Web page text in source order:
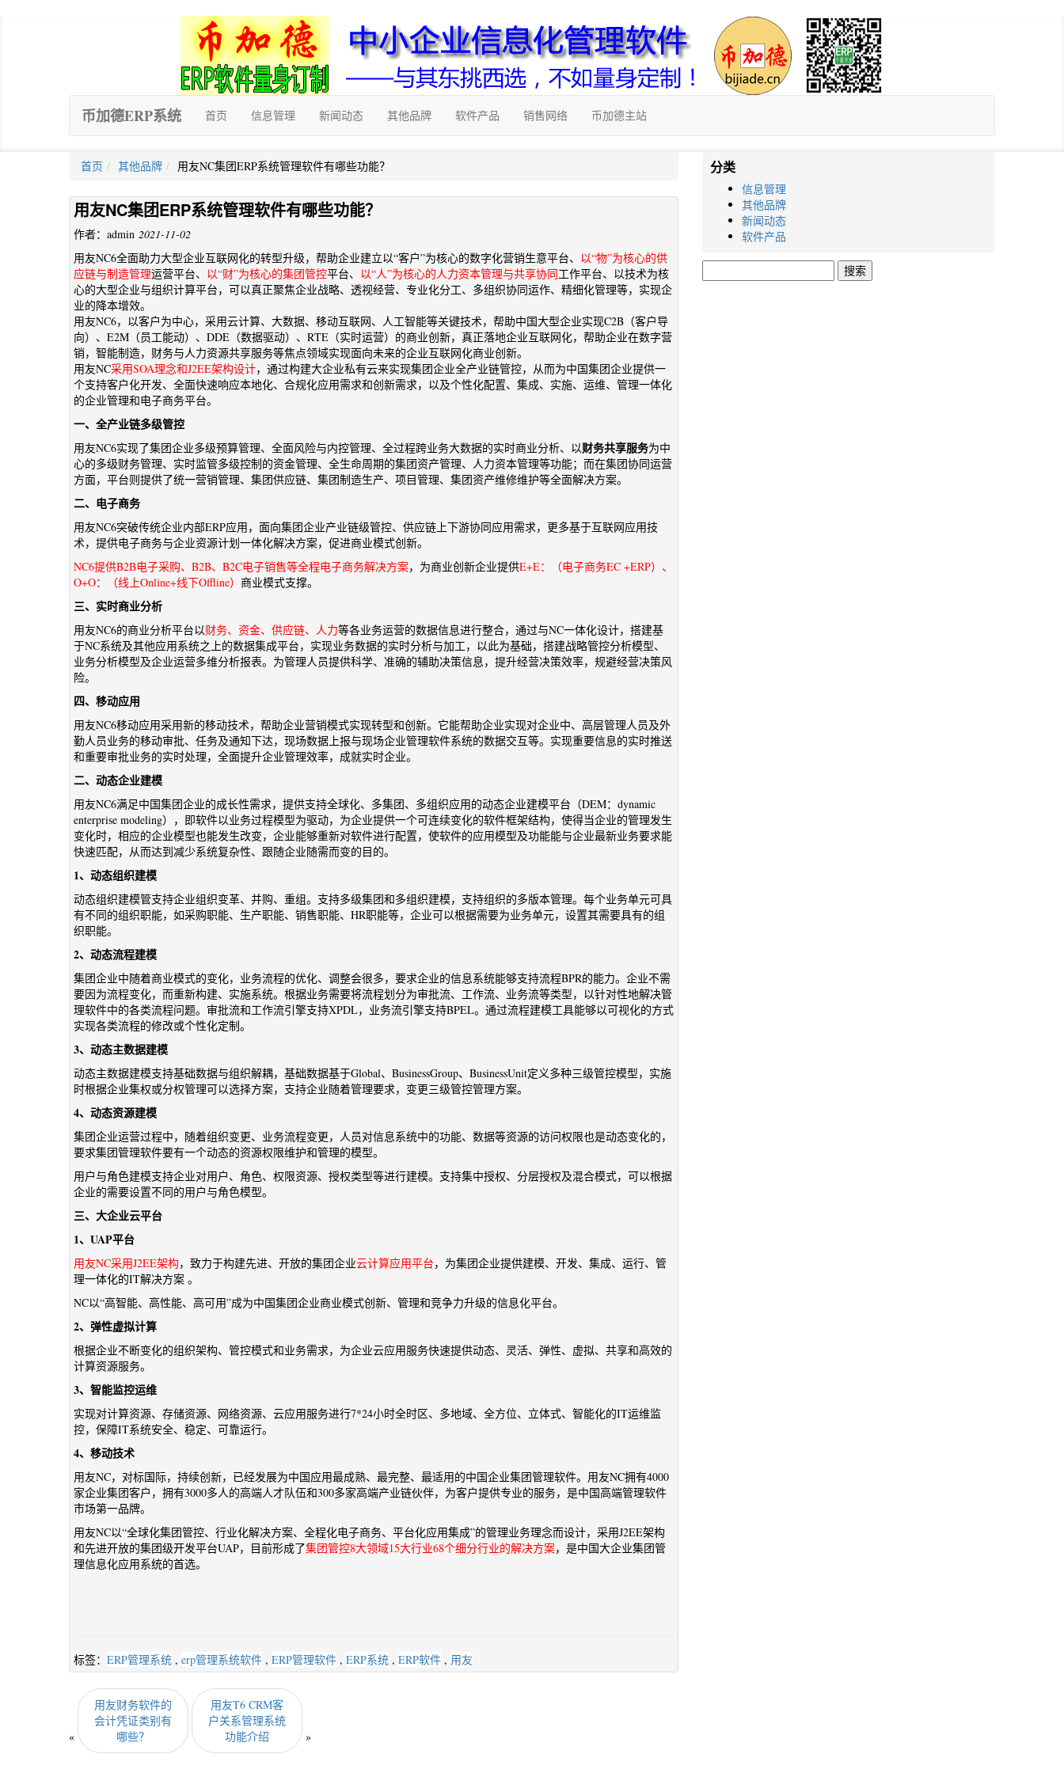
币加德ERP系统 首页 信息管理 新闻动态 其他品牌 软件产品 销售网络 币加德主站
首页 其他品牌 用友NC集团ERP系统管理软件有哪些功能？
用友NC集团ERP系统管理软件有哪些功能？
作者：admin 2021-11-02
用友NC6全面助力大型企业互联网化的转型升级，帮助企业建立以“客户”为核心的数字化营销生意平台、 以“物”为核心的供
应链与制造管理运营平台、 以“财”为核心的集团管控平台、 以“人”为核心的人力资本管理与共享协同工作平台、以技术为核
心的大型企业与组织计算平台，可以真正聚焦企业战略、透视经营、专业化分工、多组织协同运作、精细化管理等，实现企
业的降本增效。
用友NC6，以客户为中心，采用云计算、大数据、移动互联网、人工智能等关键技术，帮助中国大型企业实现C2B（客户导
向）、E2M（员工能动）、DDE（数据驱动）、RTE（实时运营）的商业创新，真正落地企业互联网化，帮助企业在数字营
销，智能制造，财务与人力资源共享服务等焦点领域实现面向未来的企业互联网化商业创新。
用友NC采用SOA理念和J2EE架构设计，通过构建大企业私有云来实现集团企业全产业链管控，从而为中国集团企业提供一
个支持客户化开发、全面快速响应本地化、合规化应用需求和创新需求，以及个性化配置、集成、实施、运维、管理一体化
的企业管理和电子商务平台。
一、全产业链多级管控
用友NC6实现了集团企业多级预算管理、全面风险与内控管理、全过程跨业务大数据的实时商业分析、以财务共享服务为中
心的多级财务管理、实时监管多级控制的资金管理、全生命周期的集团资产管理、人力资本管理等功能；而在集团协同运营
方面，平台则提供了统一营销管理、集团供应链、集团制造生产、项目管理、集团资产维修维护等全面解决方案。
二、电子商务
用友NC6突破传统企业内部ERP应用，面向集团企业产业链级管控、供应链上下游协同应用需求，更多基于互联网应用技
术，提供电子商务与企业资源计划一体化解决方案，促进商业模式创新。
NC6提供B2B电子采购、B2B、B2C电子销售等全程电子商务解决方案，为商业创新企业提供E+E：（电子商务EC +ERP）、
O+O：（线上Online+线下Offline） 商业模式支撑。
三、实时商业分析
用友NC6的商业分析平台以财务、资金、供应链、人力等各业务运营的数据信息进行整合，通过与NC一体化设计，搭建基
于NC系统及其他应用系统之上的数据集成平台，实现业务数据的实时分析与加工，以此为基础，搭建战略管控分析模型、
业务分析模型及企业运营多维分析报表。为管理人员提供科学、准确的辅助决策信息，提升经营决策效率，规避经营决策风
险。
四、移动应用
用友NC6移动应用采用新的移动技术，帮助企业营销模式实现转型和创新。它能帮助企业实现对企业中、高层管理人员及外
勤人员业务的移动审批、任务及通知下达，现场数据上报与现场企业管理软件系统的数据交互等。实现重要信息的实时推送
和重要审批业务的实时处理，全面提升企业管理效率，成就实时企业。
二、动态企业建模
用友NC6满足中国集团企业的成长性需求，提供支持全球化、多集团、多组织应用的动态企业建模平台（DEM：dynamic
enterprise modeling），即软件以业务过程模型为驱动，为企业提供一个可连续变化的软件框架结构，使得当企业的管理发生
变化时，相应的企业模型也能发生改变，企业能够重新对软件进行配置，使软件的应用模型及功能能与企业最新业务要求能
快速匹配，从而达到减少系统复杂性、跟随企业随需而变的目的。
1、动态组织建模
动态组织建模管支持企业组织变革、并购、重组。支持多级集团和多组织建模，支持组织的多版本管理。每个业务单元可具
有不同的组织职能，如采购职能、生产职能、销售职能、HR职能等，企业可以根据需要为业务单元，设置其需要具有的组
织职能。
2、动态流程建模
集团企业中随着商业模式的变化，业务流程的优化、调整会很多，要求企业的信息系统能够支持流程BPR的能力。企业不需
要因为流程变化，而重新构建、实施系统。根据业务需要将流程划分为审批流、工作流、业务流等类型，以针对性地解决管
理软件中的各类流程问题。审批流和工作流引擎支持XPDL，业务流引擎支持BPEL。通过流程建模工具能够以可视化的方式
实现各类流程的修改或个性化定制。
3、动态主数据建模
动态主数据建模支持基础数据与组织解耦，基础数据基于Global、BusinessGroup、BusinessUnit定义多种三级管控模型，实施
时根据企业集权或分权管理可以选择方案，支持企业随着管理要求，变更三级管控管理方案。
4、动态资源建模
集团企业运营过程中，随着组织变更、业务流程变更，人员对信息系统中的功能、数据等资源的访问权限也是动态变化的，
要求集团管理软件要有一个动态的资源权限维护和管理的模型。
用户与角色建模支持企业对用户、角色、权限资源、授权类型等进行建模。支持集中授权、分层授权及混合模式，可以根据
企业的需要设置不同的用户与角色模型。
三、大企业云平台
1、UAP平台
用友NC采用J2EE架构，致力于构建先进、开放的集团企业云计算应用平台，为集团企业提供建模、开发、集成、运行、管
理一体化的IT解决方案 。
NC以“高智能、高性能、高可用”成为中国集团企业商业模式创新、管理和竞争力升级的信息化平台。
2、弹性虚拟计算
根据企业不断变化的组织架构、管控模式和业务需求，为企业云应用服务快速提供动态、灵活、弹性、虚拟、共享和高效的
计算资源服务。
3、智能监控运维
实现对计算资源、存储资源、网络资源、云应用服务进行7*24小时全时区、多地域、全方位、立体式、智能化的IT运维监
控，保障IT系统安全、稳定、可靠运行。
4、移动技术
用友NC，对标国际，持续创新，已经发展为中国应用最成熟、最完整、最适用的中国企业集团管理软件。用友NC拥有4000
家企业集团客户，拥有3000多人的高端人才队伍和300多家高端产业链伙伴，为客户提供专业的服务，是中国高端管理软件
市场第一品牌。
用友NC以“全球化集团管控、行业化解决方案、全程化电子商务、平台化应用集成”的管理业务理念而设计，采用J2EE架构
和先进开放的集团级开发平台UAP，目前形成了集团管控8大领域15大行业68个细分行业的解决方案，是中国大企业集团管
理信息化应用系统的首选。
标签： ERP管理系统 , erp管理系统软件 , ERP管理软件 , ERP系统 , ERP软件 , 用友
«
用友财务软件的
会计凭证类别有
哪些？
用友T6 CRM客
户关系管理系统
功能介绍
»
分类
信息管理
其他品牌
新闻动态
软件产品
索：